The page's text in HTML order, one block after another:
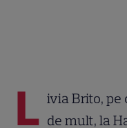
L ivia Brito, pe
de mult, la